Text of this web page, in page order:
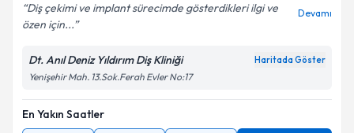
Diş çekimi ve implant sürecimde gösterdikleri ilgi ve
özen için...
Devamı
Dt. Anıl Deniz Yıldırım Diş Kliniği Haritada Göster
Yenişehir Mah. 13.Sok.Ferah Evler No:17
En Yakın Saatler